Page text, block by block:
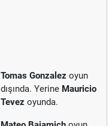
Tomas Gonzalez oyun
dışında. Yerine Mauricio
Tevez oyunda.